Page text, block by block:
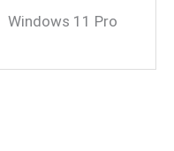
Windows 11 Pro